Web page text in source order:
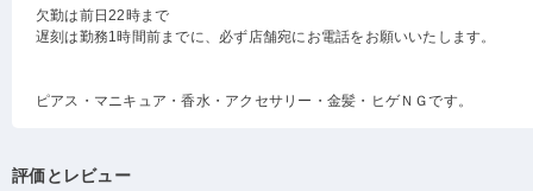
欠勤は前日22時まで
遅刻は勤務1時間前までに、必ず店舗宛にお電話をお願いいたします。
ピアス・マニキュア・香水・アクセサリー・金髪・ヒゲＮＧです。
評価とレビュー